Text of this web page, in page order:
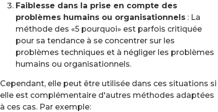
Faiblesse dans la prise en compte des
problèmes humains ou organisationnels : La
méthode des «5 pourquoi» est parfois critiquée
pour sa tendance à se concentrer sur les
problèmes techniques et à négliger les problèmes
humains ou organisationnels.
Cependant, elle peut être utilisée dans ces situations si
elle est complémentaire d'autres méthodes adaptées
à ces cas. Par exemple: